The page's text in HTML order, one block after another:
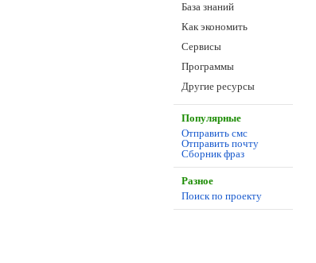
База знаний
Как экономить
Сервисы
Программы
Другие ресурсы
Популярные
Отправить смс
Отправить почту
Сборник фраз
Разное
Поиск по проекту